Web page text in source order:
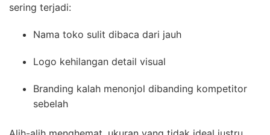
sering terjadi:
Nama toko sulit dibaca dari jauh
Logo kehilangan detail visual
Branding kalah menonjol dibanding kompetitor
sebelah